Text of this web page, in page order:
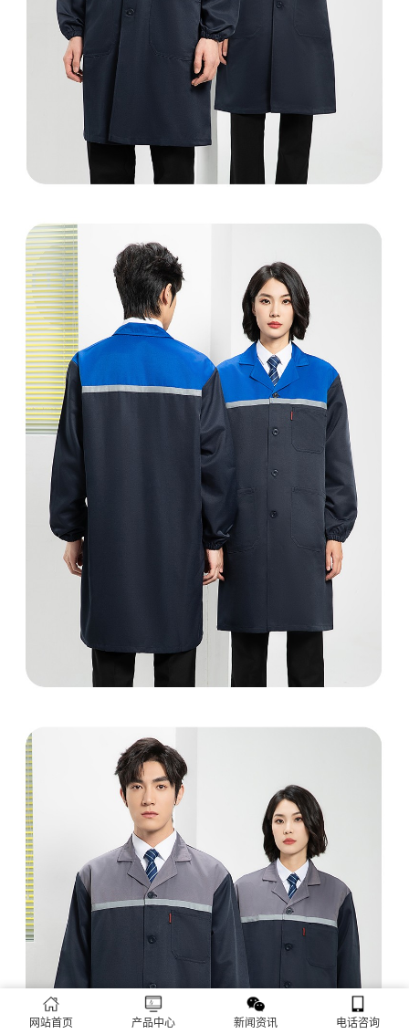
网站首页 产品中心 新闻资讯 电话咨询